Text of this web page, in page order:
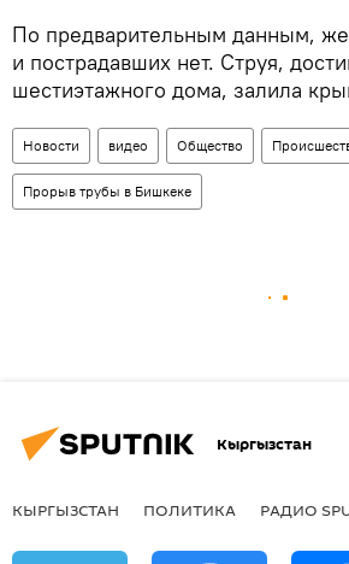
По предварительным данным,
и пострадавших нет. Струя,
шестиэтажного дома, залила
Новости видео Общество
Прорыв трубы в Бишкеке
Кыргызстан
КЫРГЫЗСТАН ПОЛИТИКА РАДИО